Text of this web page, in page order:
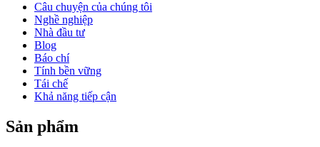
Câu chuyện của chúng tôi
Nghề nghiệp
Nhà đầu tư
Blog
Báo chí
Tính bền vững
Tái chế
Khả năng tiếp cận
Sản phẩm